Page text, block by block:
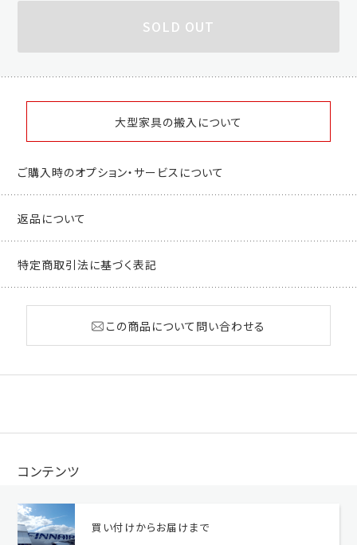
SOLD OUT
大型家具の搬入について
ご購入時のオプション・サービスについて
返品について
特定商取引法に基づく表記
この商品について問い合わせる
コンテンツ
買い付けからお届けまで